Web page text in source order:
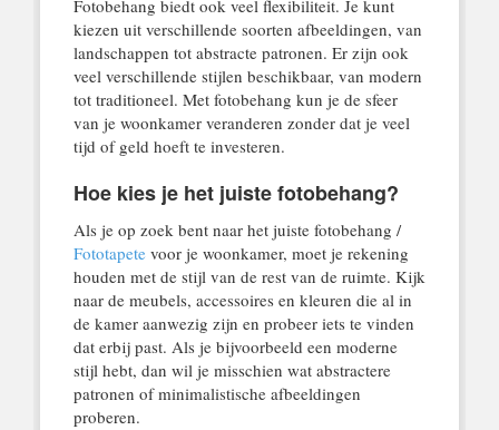
Fotobehang biedt ook veel flexibiliteit. Je kunt
kiezen uit verschillende soorten afbeeldingen, van
landschappen tot abstracte patronen. Er zijn ook
veel verschillende stijlen beschikbaar, van modern
tot traditioneel. Met fotobehang kun je de sfeer
van je woonkamer veranderen zonder dat je veel
tijd of geld hoeft te investeren.
Hoe kies je het juiste fotobehang?
Als je op zoek bent naar het juiste fotobehang /
Fototapetevoor je woonkamer, moet je rekening
houden met de stijl van de rest van de ruimte. Kijk
naar de meubels, accessoires en kleuren die al in
de kamer aanwezig zijn en probeer iets te vinden
dat erbij past. Als je bijvoorbeeld een moderne
stijl hebt, dan wil je misschien wat abstractere
patronen of minimalistische afbeeldingen
proberen.